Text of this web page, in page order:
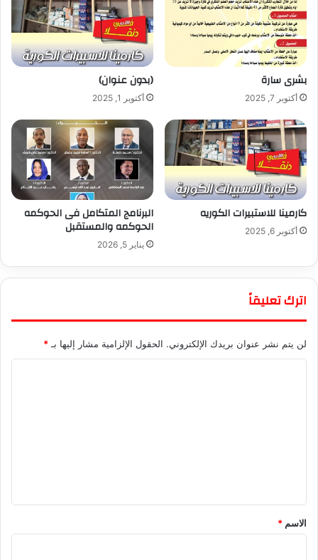
بشرى سارة
أكتوبر 7, 2025
(بدون عنوان)
أكتوبر 1, 2025
كارمينا للاستبيرات الكوريه
أكتوبر 6, 2025
البرنامج المتكامل فى الحوكمه
الحوكمه والمستقبل
يناير 5, 2026
اترك تعليقاً
لن يتم نشر عنوان بريدك الإلكتروني. الحقول الإلزامية مشار إليها بـ *
*
الاسم *